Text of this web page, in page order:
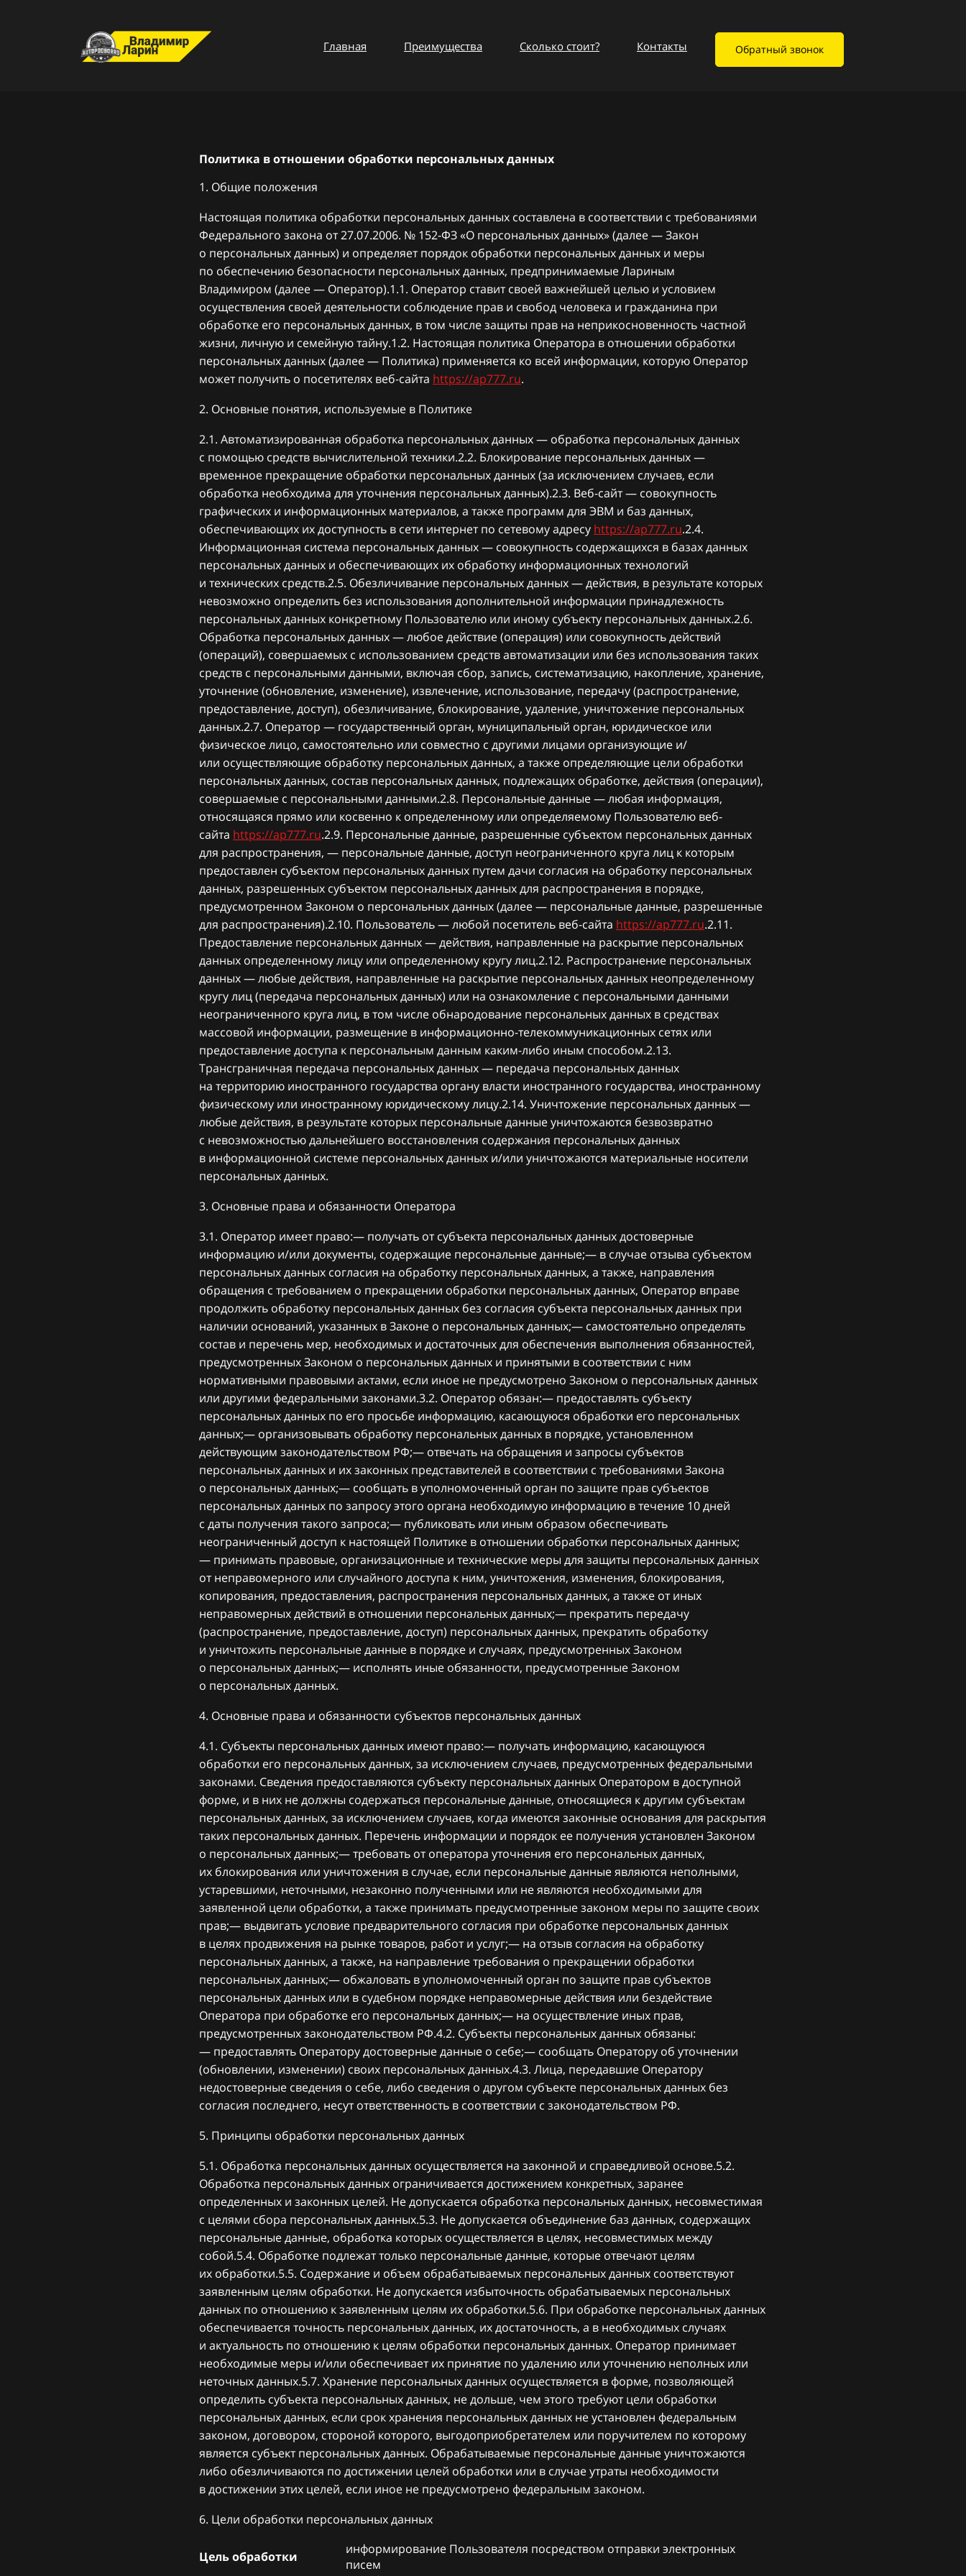
Главная Преимущества Сколько стоит? Контакты Обратный звонок
Политика в отношении обработки персональных данных
1. Общие положения
Настоящая политика обработки персональных данных составлена в соответствии с требованиями
Федерального закона от 27.07.2006. № 152-ФЗ «О персональных данных» (далее — Закон
о персональных данных) и определяет порядок обработки персональных данных и меры
по обеспечению безопасности персональных данных, предпринимаемыеЛариным
Владимиром (далее — Оператор).1.1. Оператор ставит своей важнейшей целью и условием
осуществления своей деятельности соблюдение прав и свобод человека и гражданина при
обработке его персональных данных, в том числе защиты прав на неприкосновенность частной
жизни, личную и семейную тайну.1.2. Настоящая политика Оператора в отношении обработки
персональных данных (далее — Политика) применяется ко всей информации, которую Оператор
может получить о посетителях веб-сайта https://ap777.ru.
2. Основные понятия, используемые в Политике
2.1. Автоматизированная обработка персональных данных — обработка персональных данных
с помощью средств вычислительной техники.2.2. Блокирование персональных данных —
временное прекращение обработки персональных данных (за исключением случаев, если
обработка необходима для уточнения персональных данных).2.3. Веб-сайт — совокупность
графических и информационных материалов, а также программ для ЭВМ и баз данных,
обеспечивающих их доступность в сети интернет по сетевому адресу https://ap777.ru.2.4.
Информационная система персональных данных — совокупность содержащихся в базах данных
персональных данных и обеспечивающих их обработку информационных технологий
и технических средств.2.5. Обезличивание персональных данных — действия, в результате которых
невозможно определить без использования дополнительной информации принадлежность
персональных данных конкретному Пользователю или иному субъекту персональных данных.2.6.
Обработка персональных данных — любое действие (операция) или совокупность действий
(операций), совершаемых с использованием средств автоматизации или без использования таких
средств с персональными данными, включая сбор, запись, систематизацию, накопление, хранение,
уточнение (обновление, изменение), извлечение, использование, передачу (распространение,
предоставление, доступ), обезличивание, блокирование, удаление, уничтожение персональных
данных.2.7. Оператор — государственный орган, муниципальный орган, юридическое или
физическое лицо, самостоятельно или совместно с другими лицами организующие и/
или осуществляющие обработку персональных данных, а также определяющие цели обработки
персональных данных, состав персональных данных, подлежащих обработке, действия (операции),
совершаемые с персональными данными.2.8. Персональные данные — любая информация,
относящаяся прямо или косвенно к определенному или определяемому Пользователю веб-
сайта https://ap777.ru.2.9. Персональные данные, разрешенные субъектом персональных данных
для распространения, — персональные данные, доступ неограниченного круга лиц к которым
предоставлен субъектом персональных данных путем дачи согласия на обработку персональных
данных, разрешенных субъектом персональных данных для распространения в порядке,
предусмотренном Законом о персональных данных (далее — персональные данные, разрешенные
для распространения).2.10. Пользователь — любой посетитель веб-сайта https://ap777.ru.2.11.
Предоставление персональных данных — действия, направленные на раскрытие персональных
данных определенному лицу или определенному кругу лиц.2.12. Распространение персональных
данных — любые действия, направленные на раскрытие персональных данных неопределенному
кругу лиц (передача персональных данных) или на ознакомление с персональными данными
неограниченного круга лиц, в том числе обнародование персональных данных в средствах
массовой информации, размещение в информационно-телекоммуникационных сетях или
предоставление доступа к персональным данным каким-либо иным способом.2.13.
Трансграничная передача персональных данных — передача персональных данных
на территорию иностранного государства органу власти иностранного государства, иностранному
физическому или иностранному юридическому лицу.2.14. Уничтожение персональных данных —
любые действия, в результате которых персональные данные уничтожаются безвозвратно
с невозможностью дальнейшего восстановления содержания персональных данных
в информационной системе персональных данных и/или уничтожаются материальные носители
персональных данных.
3. Основные права и обязанности Оператора
3.1. Оператор имеет право:— получать от субъекта персональных данных достоверные
информацию и/или документы, содержащие персональные данные;— в случае отзыва субъектом
персональных данных согласия на обработку персональных данных, а также, направления
обращения с требованием о прекращении обработки персональных данных, Оператор вправе
продолжить обработку персональных данных без согласия субъекта персональных данных при
наличии оснований, указанных в Законе о персональных данных;— самостоятельно определять
состав и перечень мер, необходимых и достаточных для обеспечения выполнения обязанностей,
предусмотренных Законом о персональных данных и принятыми в соответствии с ним
нормативными правовыми актами, если иное не предусмотрено Законом о персональных данных
или другими федеральными законами.3.2. Оператор обязан:— предоставлять субъекту
персональных данных по его просьбе информацию, касающуюся обработки его персональных
данных;— организовывать обработку персональных данных в порядке, установленном
действующим законодательством РФ;— отвечать на обращения и запросы субъектов
персональных данных и их законных представителей в соответствии с требованиями Закона
о персональных данных;— сообщать в уполномоченный орган по защите прав субъектов
персональных данных по запросу этого органа необходимую информацию в течение 10 дней
с даты получения такого запроса;— публиковать или иным образом обеспечивать
неограниченный доступ к настоящей Политике в отношении обработки персональных данных;
— принимать правовые, организационные и технические меры для защиты персональных данных
от неправомерного или случайного доступа к ним, уничтожения, изменения, блокирования,
копирования, предоставления, распространения персональных данных, а также от иных
неправомерных действий в отношении персональных данных;— прекратить передачу
(распространение, предоставление, доступ) персональных данных, прекратить обработку
и уничтожить персональные данные в порядке и случаях, предусмотренных Законом
о персональных данных;— исполнять иные обязанности, предусмотренные Законом
о персональных данных.
4. Основные права и обязанности субъектов персональных данных
4.1. Субъекты персональных данных имеют право:— получать информацию, касающуюся
обработки его персональных данных, за исключением случаев, предусмотренных федеральными
законами. Сведения предоставляются субъекту персональных данных Оператором в доступной
форме, и в них не должны содержаться персональные данные, относящиеся к другим субъектам
персональных данных, за исключением случаев, когда имеются законные основания для раскрытия
таких персональных данных. Перечень информации и порядок ее получения установлен Законом
о персональных данных;— требовать от оператора уточнения его персональных данных,
их блокирования или уничтожения в случае, если персональные данные являются неполными,
устаревшими, неточными, незаконно полученными или не являются необходимыми для
заявленной цели обработки, а также принимать предусмотренные законом меры по защите своих
прав;— выдвигать условие предварительного согласия при обработке персональных данных
в целях продвижения на рынке товаров, работ и услуг;— на отзыв согласия на обработку
персональных данных, а также, на направление требования о прекращении обработки
персональных данных;— обжаловать в уполномоченный орган по защите прав субъектов
персональных данных или в судебном порядке неправомерные действия или бездействие
Оператора при обработке его персональных данных;— на осуществление иных прав,
предусмотренных законодательством РФ.4.2. Субъекты персональных данных обязаны:
— предоставлять Оператору достоверные данные о себе;— сообщать Оператору об уточнении
(обновлении, изменении) своих персональных данных.4.3. Лица, передавшие Оператору
недостоверные сведения о себе, либо сведения о другом субъекте персональных данных без
согласия последнего, несут ответственность в соответствии с законодательством РФ.
5. Принципы обработки персональных данных
5.1. Обработка персональных данных осуществляется на законной и справедливой основе.5.2.
Обработка персональных данных ограничивается достижением конкретных, заранее
определенных и законных целей. Не допускается обработка персональных данных, несовместимая
с целями сбора персональных данных.5.3. Не допускается объединение баз данных, содержащих
персональные данные, обработка которых осуществляется в целях, несовместимых между
собой.5.4. Обработке подлежат только персональные данные, которые отвечают целям
их обработки.5.5. Содержание и объем обрабатываемых персональных данных соответствуют
заявленным целям обработки. Не допускается избыточность обрабатываемых персональных
данных по отношению к заявленным целям их обработки.5.6. При обработке персональных данных
обеспечивается точность персональных данных, их достаточность, а в необходимых случаях
и актуальность по отношению к целям обработки персональных данных. Оператор принимает
необходимые меры и/или обеспечивает их принятие по удалению или уточнению неполных или
неточных данных.5.7. Хранение персональных данных осуществляется в форме, позволяющей
определить субъекта персональных данных, не дольше, чем этого требуют цели обработки
персональных данных, если срок хранения персональных данных не установлен федеральным
законом, договором, стороной которого, выгодоприобретателем или поручителем по которому
является субъект персональных данных. Обрабатываемые персональные данные уничтожаются
либо обезличиваются по достижении целей обработки или в случае утраты необходимости
в достижении этих целей, если иное не предусмотрено федеральным законом.
6. Цели обработки персональных данных
Цель обработки
информирование Пользователя посредством отправки электронных
писем